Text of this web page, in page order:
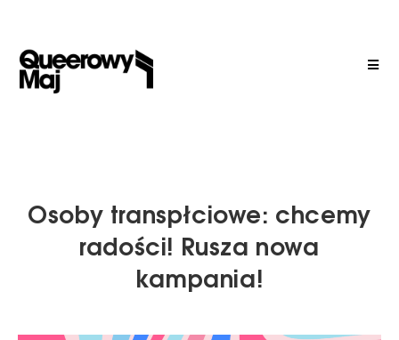
Osoby transpłciowe: chcemy
radości! Rusza nowa
kampania!